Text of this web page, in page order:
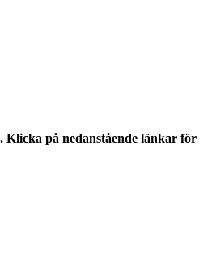
Klicka på nedanstående länkar för